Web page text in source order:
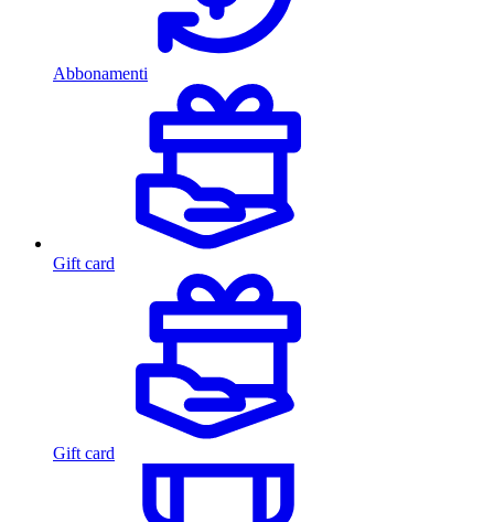
Abbonamenti
Gift card
Gift card